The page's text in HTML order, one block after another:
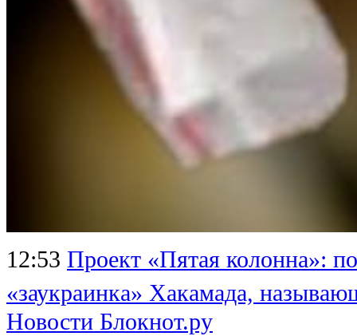
12:53 Проект «Пятая колонна»:
«заукраинка» Хакамада,
Новости Блокнот.ру